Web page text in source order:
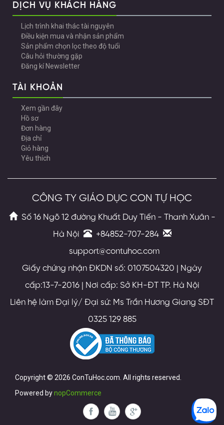
DỊCH VỤ KHÁCH HÀNG
Lịch trình khai thác tài nguyên
Điều kiện mua và nhận sản phẩm
Sản phẩm chọn lọc theo độ tuổi
Câu hỏi thường gặp
Đăng kí Newsletter
TÀI KHOẢN
Xem gần đây
Hồ sơ
Đơn hàng
Địa chỉ
Giỏ hàng
Yêu thích
CÔNG TY GIÁO DỤC CON TỰ HỌC
Số 16 Ngõ 12 đường Khuất Duy Tiến - Thanh Xuân -
Hà Nội
+84852-707-284
support@contuhoc.com
Giấy chứng nhận ĐKDN số: 0107504320 | Ngày
cấp:13-7-2016 | Nơi cấp: Sở KH-ĐT TP. Hà Nội
Liên hệ làm Đại lý/ Đại sứ: Ms Trần Hương Giang SĐT
0325 129 885
Copyright © 2026 ConTuHoc.com. All rights reserved.
Powered bynopCommerce